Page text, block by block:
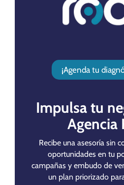
¡Agenda tu
Impulsa tu
Agencia
Recibe una asesoría sin
oportunidades en tu
campañas y embudo de
un plan priorizado